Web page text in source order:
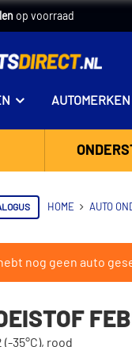
op voorraad
AUTOMERKEN
HOME AUTO
nog geen auto
(-35°C), rood